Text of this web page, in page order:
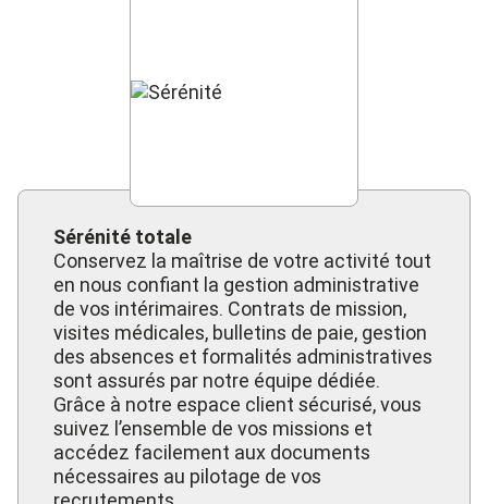
Sérénité totale
Conservez la maîtrise de votre activité tout
en nous confiant la gestion administrative
de vos intérimaires. Contrats de mission,
visites médicales, bulletins de paie, gestion
des absences et formalités administratives
sont assurés par notre équipe dédiée.
Grâce à notre espace client sécurisé, vous
suivez l’ensemble de vos missions et
accédez facilement aux documents
nécessaires au pilotage de vos